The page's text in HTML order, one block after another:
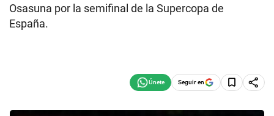
Osasuna por la semifinal de la Supercopa de
España.
Seguir en